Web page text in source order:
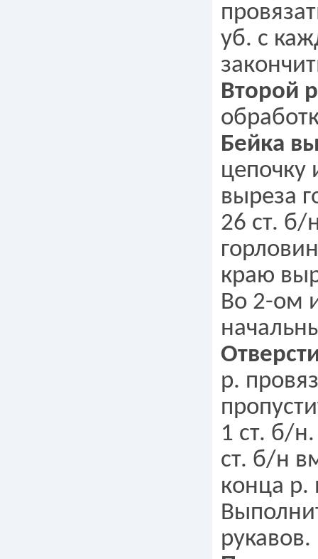
уб. с
Второй
Бейка
цепочку
выреза
26 ст. б/
краю
Во 2-ом
р.
1 ст. б/
ст. б/н
конца р.
рукавов.